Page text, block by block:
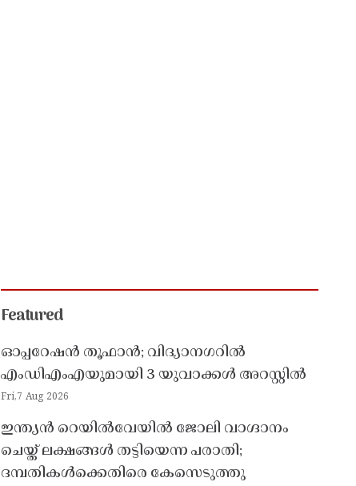
Featured
ഓപ്പറേഷൻ തൂഫാൻ; വിദ്യാനഗറിൽ
എംഡിഎംഎയുമായി 3 യുവാക്കൾ അറസ്റ്റിൽ
Fri,7 Aug 2026
ഇന്ത്യൻ റെയിൽവേയിൽ ജോലി വാഗ്ദാനം
ചെയ്ത് ലക്ഷങ്ങൾ തട്ടിയെന്ന പരാതി;
ദമ്പതികൾക്കെതിരെ കേസെടുത്തു